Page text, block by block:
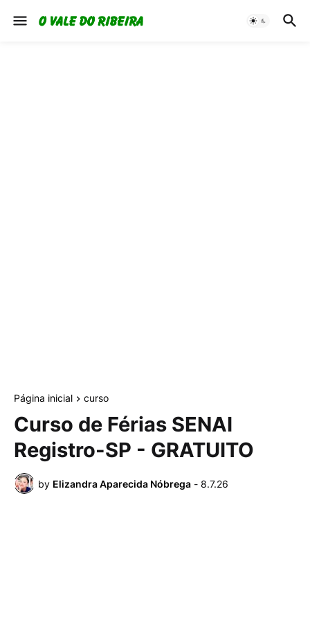
Página inicial curso
Curso de Férias SENAI
Registro-SP - GRATUITO
by Elizandra Aparecida Nóbrega - 8.7.26